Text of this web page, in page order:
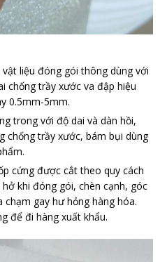
vật liệu đóng gói thông dùng với
chống trầy xước va đập hiệu
0.5mm-5mm.
trong với độ dai và dàn hồi,
chống trầy xước, bám bụi dùng
cứng được cắt theo quy cách
khi đóng gói, chèn cạnh, góc
chạm gay hư hỏng hàng hóa.
để đi hàng xuất khẩu.